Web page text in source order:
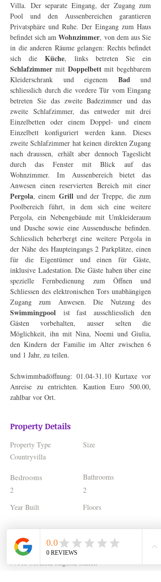
Villa. Der separate Eingang, der Zugang zum
Pool und den Aussenbereichen garantieren
Privatsphäre und Ruhe. Der Eingang zum Haus
befindet sich am Wohnzimmer, von dem aus Sie
in die anderen Räume gelangen: Rechts befindet
sich die Küche
Schlafzimmer mit Doppelbett mit begehbarem
Kleiderschrank und eigenem Bad und
schliesslich durch die vordere Tür vom Eingang
betreten Sie das zweite Badezimmer und das
zweite Schlafzimmer, das entweder mit drei
Einzelbetten oder einem Doppel- und einem
Einzelbett konfiguriert werden kann. Dieses
zweite Schlafzimmer hat keinen direkten Zugang
nach draussen, erhält aber dennoch Tageslicht
durch das Fenster mit Blick auf das
Wohnzimmer. Im Aussenbereich bietet das
Pergola, einem Grill und der Treppe, die zum
Poolbereich führt, in dem sich eine weitere
Pergola, ein Nebengebäude mit Umkleideraum
und Dusche sowie eine Aussendusche befinden.
Schliesslich beherbergt eine weitere Pergola in
der Nähe des Haupteingangs 2 Parkplätze, einen
für die Eigentümer und einen für Gäste,
inklusive Ladestation. Die Gäste haben über eine
spezielle Fernbedienung zum Öffnen und
Schliessen des elektronischen Tors unabhängigen
Swimmingpool ist fast ausschliesslich den
Gästen vorbehalten, ausser selten die
Möglichkeit, ihn mit Nina, Noemi und Giulia,
den Kindern der Familie im Alter zwischen 6
und 1 Jahr, zu teilen.
Schwimmbadöffnung: 01.04-31.10 Kurtaxe vor
Anreise zu entrichten. Kaution Euro 500.00,
zahlbar vor Ort.
Property Details
Property Type
Countryvilla
Bedrooms
2
Year Built
Size
Bathrooms
2
Floors
Property Location
97015 Modica, Ragusa, Italien